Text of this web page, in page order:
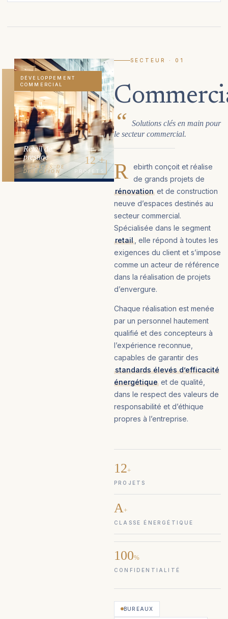
DÉVELOPPEMENT
COMMERCIAL
Retail de
prestige
ESPACES DE
DIRECTION
12 +
PROJETS
SECTEUR · 01
Solutions clés en main pour
le secteur commercial.
R ebirth conçoit et réalise
de grands projets de
rénovation et de construction
neuve d’espaces destinés au
secteur commercial.
Spécialisée dans le segment
retail , elle répond à toutes les
exigences du client et s’impose
comme un acteur de référence
dans la réalisation de projets
d’envergure.
Chaque réalisation est menée
par un personnel hautement
qualifié et des concepteurs à
l’expérience reconnue,
capables de garantir des
standards élevés d’efficacité
énergétique et de qualité,
dans le respect des valeurs de
responsabilité et d’éthique
propres à l’entreprise.
12+
PROJETS
A+
CLASSE ÉNERGÉTIQUE
100%
CONFIDENTIALITÉ
BUREAUX